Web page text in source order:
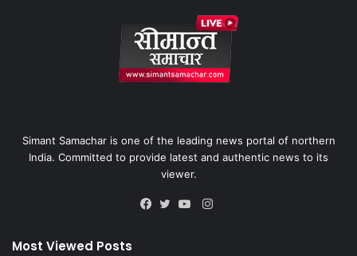
Simant Samachar is one of the leading news portal of northern
India. Committed to provide latest and authentic news to its
viewer.
Instagram
Most Viewed Posts